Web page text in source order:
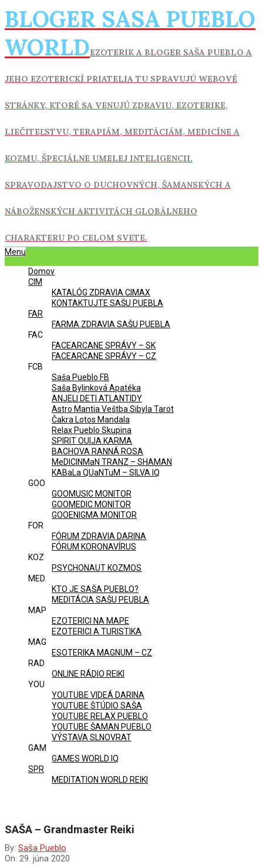
Skip
to
content
BLOGER SASA PUEBLO
WORLDEZOTERIK A BLOGER SAŠA PUEBLO A
JEHO EZOTERICKÍ PRIATELIA TU SPRAVUJÚ WEBOVÉ
STRÁNKY, KTORÉ SA VENUJÚ ZDRAVIU, EZOTERIKE,
LIEČITEĽSTVU, TERAPIÁM, MEDITÁCIÁM, MEDICÍNE A
KOZMU, ŠPECIÁLNE UMELEJ INTELIGENCII.
SPRAVODAJSTVO O DUCHOVNÝCH, ŠAMANSKÝCH A
NÁBOŽENSKÝCH AKTIVITÁCH GLOBÁLNEHO
CHARAKTERU PO CELOM SVETE.
Primary
Menu
Domov
CIM
KATALÓG ZDRAVIA CIMAX
KONTAKTUJTE SAŠU PUEBLA
FAR
FARMA ZDRAVIA SAŠU PUEBLA
FAC
FACEARCANE SPRÁVY – SK
FACEARCANE SPRÁVY – CZ
FCB
Saša Pueblo FB
Saša Bylinková Apatéka
ANJELI DETI ATLANTIDY
Astro Mantia Veštba Sibyla Tarot
Čakra Lotos Mandala
Relax Pueblo Skupina
SPIRIT OUIJA KARMA
BACHOVA RANNÁ ROSA
MeDICINMaN TRANZ – SHAMAN
KABaLa QUaNTuM – SILVA IQ
GOO
GOOMUSIC MONITOR
GOOMEDIC MONITOR
GOOENIGMA MONITOR
FOR
FÓRUM ZDRAVIA DARINA
FÓRUM KORONAVÍRUS
KOZ
PSYCHONAUT KOZMOS
MED
KTO JE SAŠA PUEBLO?
MEDITÁCIA SAŠU PEUBLA
MAP
EZOTERICI NA MAPE
EZOTERICI A TURISTIKA
MAG
ESOTERIKA MAGNUM – CZ
RAD
ONLINE RÁDIO REIKI
YOU
YOUTUBE VIDEÁ DARINA
YOUTUBE ŠTÚDIO SAŠA
YOUTUBE RELAX PUEBLO
YOUTUBE ŠAMAN PUEBLO
VÝSTAVA SLNOVRAT
GAM
GAMES WORLD IQ
SPR
MEDITATION WORLD REIKI
SAŠA – Grandmaster Reiki
By: Saša Pueblo
On: 29. júna 2020